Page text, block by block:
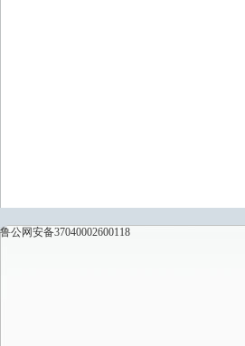
鲁公网安备37040002600118